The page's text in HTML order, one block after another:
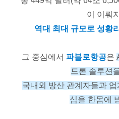
이 이뤄
역대 최대 규모로 성황
그 중심에서 파블로항공은
드론 솔루션
국내외 방산 관계자들과
심을 한몸에